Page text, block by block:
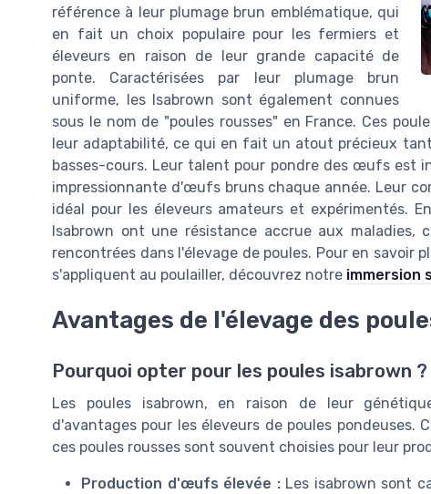
référence à leur plumage brun emblématique, qui
en fait un choix populaire pour les fermiers et
éleveurs en raison de leur grande capacité de
ponte. Caractérisées par leur plumage brun
uniforme, les Isabrown sont également connues
sous le nom de "poules rousses" en France. Ces
leur adaptabilité, ce qui en fait un atout précieux
basses-cours. Leur talent pour pondre des œufs est
impressionnante d'œufs bruns chaque année. Leur
idéal pour les éleveurs amateurs et expérimentés.
Isabrown ont une résistance accrue aux
rencontrées dans l'élevage de poules. Pour en savoir
s'appliquent au poulailler, découvrez notre immersion
Avantages de l'élevage des
Pourquoi opter pour les poules isabrown ?
Les poules isabrown, en raison de leur
d'avantages pour les éleveurs de poules pondeuses.
ces poules rousses sont souvent choisies pour leur
Production d'œufs élevée :Les isabrown sont